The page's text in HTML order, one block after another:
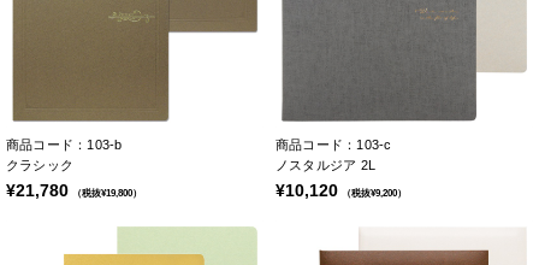
商品コード：103-b
クラシック
¥21,780 （税抜¥19,800）
商品コード：103-c
ノスタルジア 2L
¥10,120 （税抜¥9,200）